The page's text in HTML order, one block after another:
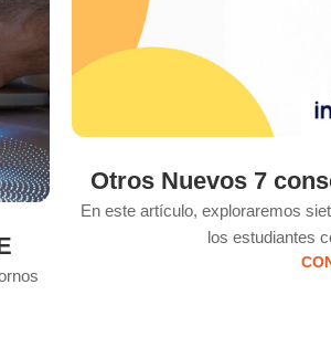
Otros Nuevos 7
En este artículo, exploraremos
los estudiantes